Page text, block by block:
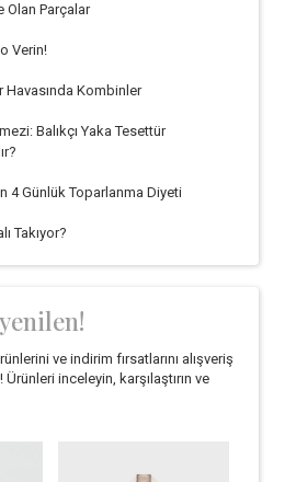
Olan Parçalar
Verin!
Havasında Kombinler
Balıkçı Yaka Tesettür
4 Günlük Toparlanma Diyeti
Takıyor?
ve indirim fırsatlarını alışveriş
inceleyin, karşılaştırın ve